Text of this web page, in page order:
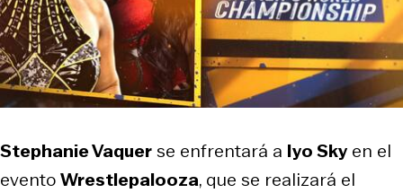
Stephanie Vaquerse enfrentará a Iyo Sky en el
eventoWrestlepalooza, que se realizará el